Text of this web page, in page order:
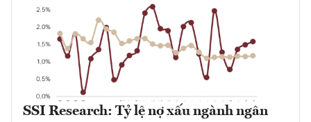
SSI Research: Tỷ lệ nợ xấu ngành ngân